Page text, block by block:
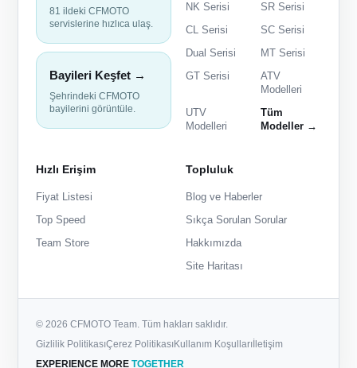
81 ildeki CFMOTO
servislerine hızlıca ulaş.
Bayileri Keşfet →
Şehrindeki CFMOTO
bayilerini görüntüle.
NK Serisi
SR Serisi
CL Serisi
SC Serisi
Dual Serisi
MT Serisi
GT Serisi
ATV
Modelleri
UTV
Modelleri
Tüm
Modeller →
Hızlı Erişim
Fiyat Listesi
Top Speed
Team Store
Topluluk
Blog ve Haberler
Sıkça Sorulan Sorular
Hakkımızda
Site Haritası
© 2026 CFMOTO Team. Tüm hakları saklıdır.
Gizlilik PolitikasıÇerez PolitikasıKullanım Koşulları İletişim
EXPERIENCE MORE TOGETHER